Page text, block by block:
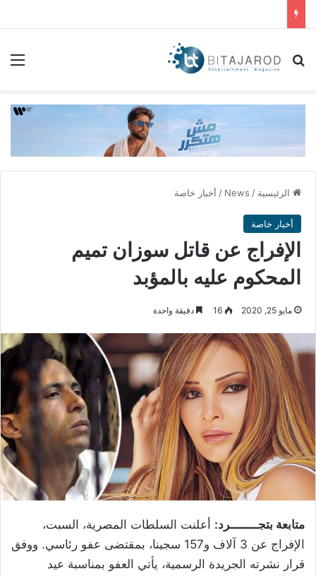
بحث عن
الرئيسية /
News
/ أخبار خاصة
أخبار خاصة
الإفراج عن قاتل سوزان تميم
المحكوم عليه بالمؤبد
مايو 25, 2020 16 دقيقة واحدة
متابعة بتجــــــــرد: أعلنت السلطات المصرية، السبت،
الإفراج عن 3 آلاف و157 سجينا، بمقتضى عفو رئاسي. ووفق
قرار نشرته الجريدة الرسمية، يأتي العفو بمناسبة عيد